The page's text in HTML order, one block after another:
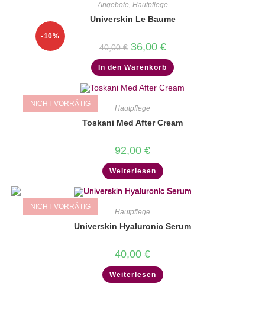
-10%
Angebote, Hautpflege
Universkin Le Baume
40,00€ Ursprünglicher
Preis
war:
40,00 €
36,00 €Aktueller
Preis
ist:
36,00 €.
In den Warenkorb
NICHT VORRÄTIG
Hautpflege
Toskani Med After Cream
92,00 €
Weiterlesen
NICHT VORRÄTIG
Hautpflege
Universkin Hyaluronic Serum
40,00 €
Weiterlesen